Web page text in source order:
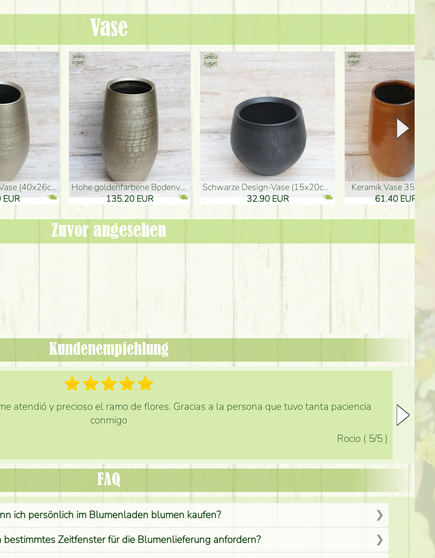
Vase
(50x29cm)
schwarze Design-Vase (15x20cm)
32.90 EUR
Keramik Vase 35*21cm
61.40 EUR
Holzfigur für Schulabgänger (10
3.80 EUR
Zuvor angesehen
Kundenempfehlung
atendió y precioso el ramo de flores. Gracias a la persona que tuvo tanta paciencia
conmigo
Rocio ( 5/5 )
FAQ
ich persönlich im Blumenladen blumen kaufen?
bestimmtes Zeitfenster für die Blumenlieferung anfordern?